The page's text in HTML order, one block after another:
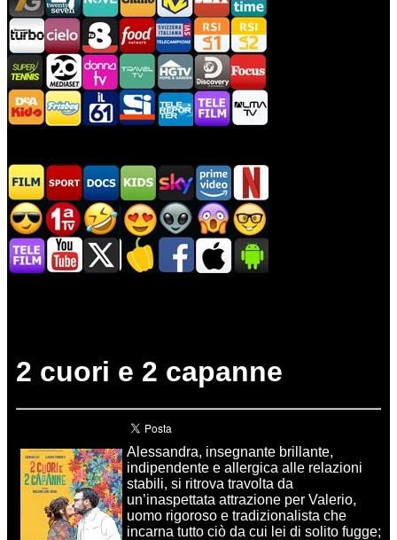
2 cuori e 2 capanne
Alessandra, insegnante brillante,
indipendente e allergica alle relazioni
stabili, si ritrova travolta da
un’inaspettata attrazione per Valerio,
uomo rigoroso e tradizionalista che
incarna tutto ciò da cui lei di solito fugge;